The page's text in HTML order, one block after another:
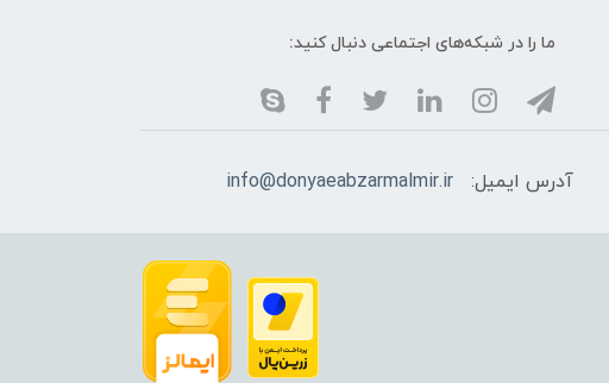
ما را در شبکه‌های اجتماعی دنبال کنید:
آدرس ایمیل: info@donyaeabzarmalmir.ir